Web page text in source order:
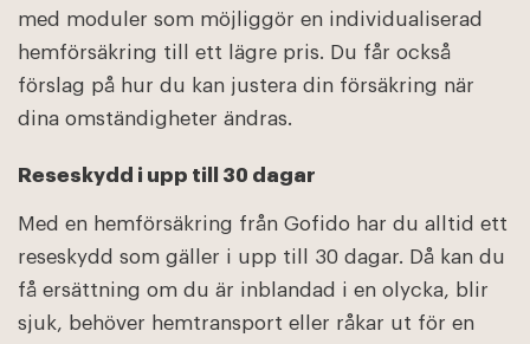
med moduler som möjliggör en individualiserad
hemförsäkring till ett lägre pris. Du får också
förslag på hur du kan justera din försäkring när
dina omständigheter ändras.
Reseskydd i upp till 30 dagar
Med en hemförsäkring från Gofido har du alltid ett
reseskydd som gäller i upp till 30 dagar. Då kan du
få ersättning om du är inblandad i en olycka, blir
sjuk, behöver hemtransport eller råkar ut för en